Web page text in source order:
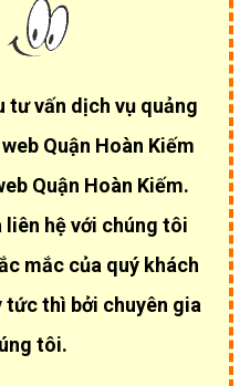
tư vấn dịch vụ quảng
Quận Hoàn Kiếm
Quận Hoàn Kiếm.
liên hệ với chúng tôi
mắc của quý khách
tức thì bởi chuyên gia
tôi.